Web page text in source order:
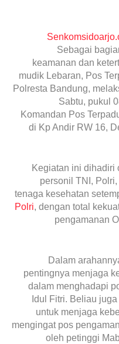
Sebagai
keamanan dan
mudik Lebaran, Pos
Polresta Bandung,
Sabtu, pukul
Komandan Pos
di Kp Andir RW 16,
Kegiatan ini dihadiri
personil TNI,
tenaga kesehatan
Polri, dengan total
pengamanan
Dalam
pentingnya menjaga
dalam menghadapi
Idul Fitri. Beliau
untuk menjaga
mengingat pos
oleh petinggi